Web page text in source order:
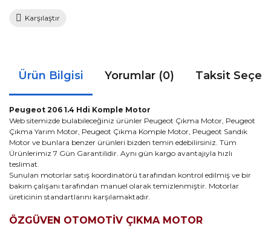
Karşılaştır
Ürün Bilgisi Yorumlar (0) Taksit
Peugeot 206 1.4 Hdi Komple Motor
Web sitemizde bulabileceğiniz ürünler Peugeot Çıkma Motor, Peugeot
Çıkma Yarım Motor, Peugeot Çıkma Komple Motor, Peugeot Sandık
Motor ve bunlara benzer ürünleri bizden temin edebilirsiniz. Tüm
Ürünlerimiz 7 Gün Garantilidir. Aynı gün kargo avantajıyla hızlı
teslimat.
Sunulan motorlar satış koordinatörü tarafından kontrol edilmiş ve bir
bakım çalışanı tarafından manuel olarak temizlenmiştir. Motorlar
üreticinin standartlarını karşılamaktadır.
ÖZGÜVEN OTOMOTİV ÇIKMA MOTOR